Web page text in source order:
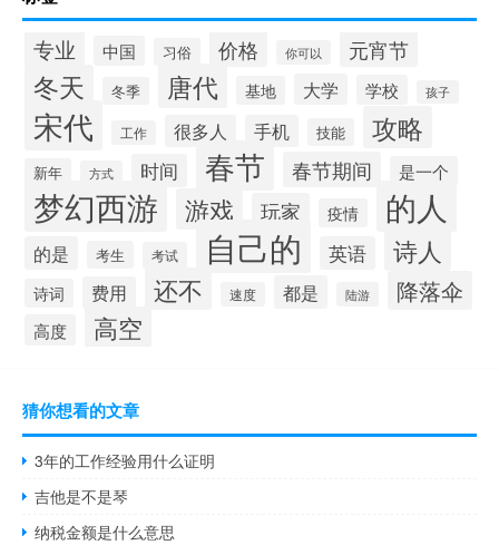
专业 中国 习俗 价格 你可以 元宵节
冬天 冬季 唐代 基地 大学 学校 孩子
宋代 工作 很多人 手机 技能 攻略
新年 方式 时间 春节 春节期间 是一个
梦幻西游 游戏 玩家 疫情 的人
的是 考生 考试 自己的 英语 诗人
诗词 费用 还不 速度 都是 陆游 降落伞
高度 高空
猜你想看的文章
3年的工作经验用什么证明
吉他是不是琴
纳税金额是什么意思